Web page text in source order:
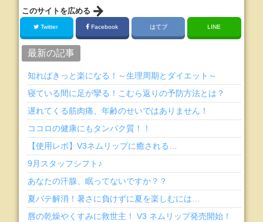
このサイトを広める
Twitter Facebook はてブ LINE
最新の記事
知ればきっと楽になる！～生理周期とダイエット～
寝ている間に足が攣る！こむら返りの予防方法とは？
遅れてくる筋肉痛、年齢のせいではありません！
ココロの健康にもタンパク質！！
【使用レポ】V3ネムリップに癒される…
9月スタッフシフト♪
あなたの汗腺、眠ってないですか？？
夏バテ解消！暑さに負けずに夏を楽しむには…
唇の乾燥やくすみに救世主！ V3 ネムリップ発売開始！